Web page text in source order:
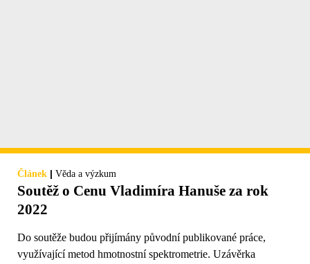
Článek | Věda a výzkum
Soutěž o Cenu Vladimíra Hanuše za rok
2022
Do soutěže budou přijímány původní publikované práce,
využívající metod hmotnostní spektrometrie. Uzávěrka